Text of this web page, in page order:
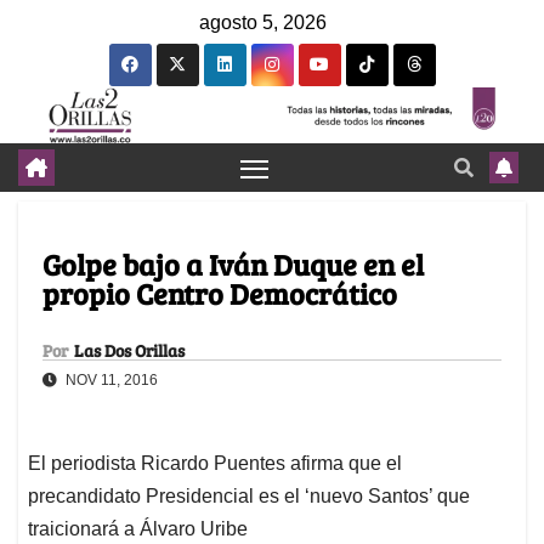
agosto 5, 2026
Golpe bajo a Iván Duque en el
propio Centro Democrático
Por Las Dos Orillas
NOV 11, 2016
El periodista Ricardo Puentes afirma que el
precandidato Presidencial es el ‘nuevo Santos’ que
traicionará a Álvaro Uribe